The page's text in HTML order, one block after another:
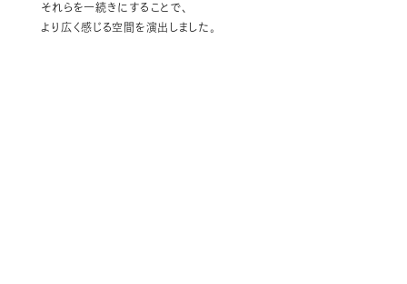
それらを一続きにすることで、
より広く感じる空間を演出しました。